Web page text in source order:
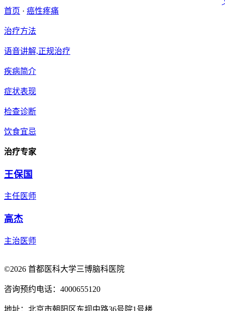
首页 · 癌性疼痛
治疗方法
语音讲解,正规治疗
疾病简介
症状表现
检查诊断
饮食宜忌
治疗专家
王保国
主任医师
高杰
主治医师
©2026 首都医科大学三博脑科医院
咨询预约电话：4000655120
地址：北京市朝阳区东坝中路36号院1号楼